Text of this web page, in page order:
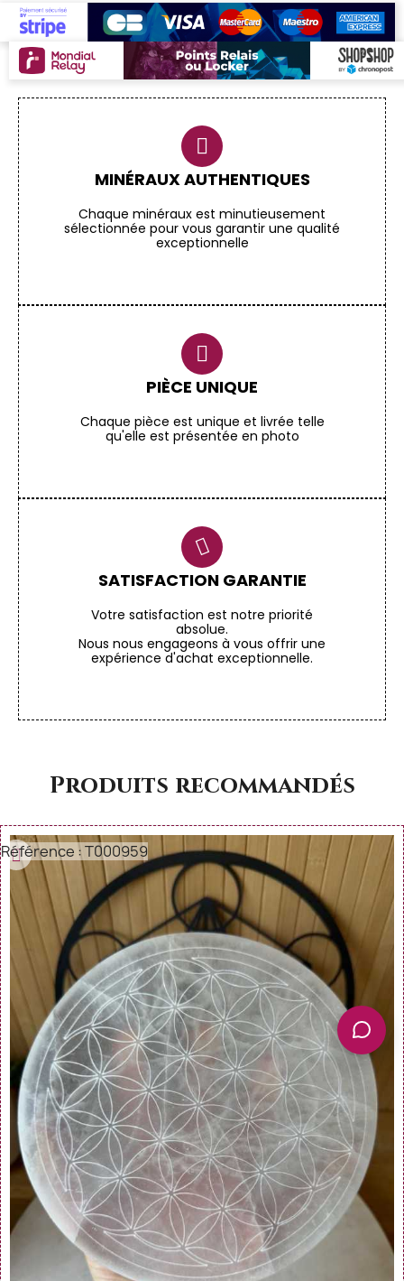
MINÉRAUX AUTHENTIQUES
Chaque minéraux est minutieusement
sélectionnée pour vous garantir une qualité
exceptionnelle
PIÈCE UNIQUE
Chaque pièce est unique et livrée telle
qu'elle est présentée en photo
SATISFACTION GARANTIE
Votre satisfaction est notre priorité
absolue.
Nous nous engageons à vous offrir une
expérience d'achat exceptionnelle.
Produits recommandés
Référence : T000959